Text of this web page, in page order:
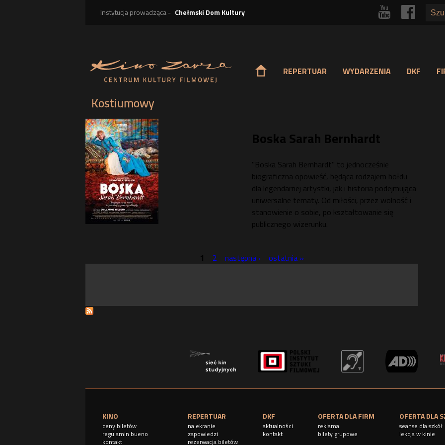
Instytucja prowadząca - Chełmski Dom Kultury r p
o REPERTUAR WYDARZENIA DKF
Kostiumowy
Boska Sarah Bernhardt
"Boska Sarah Bernhardt" to jednocześnie
biograficzna opowieść, będąca rodza­jem hołdu
dla legendarnej artystki, jak i historia podejmująca
uniwersalne tematy. Od miłości, przez wolność i
stanowienie o sobie, po kształtowanie się
publicznego wizerunku.
r
1 2 następna › ostatnia »
KINO
ceny biletów
regulamin bueno
kontakt
REPERTUAR
na ekranie
zapowiedzi
rezerwacja biletów
DKF
aktualności
kontakt
OFERTA DLA FIRM
reklama
bilety grupowe
OFERTA DLA
seanse dla szkół
lekcja w kinie